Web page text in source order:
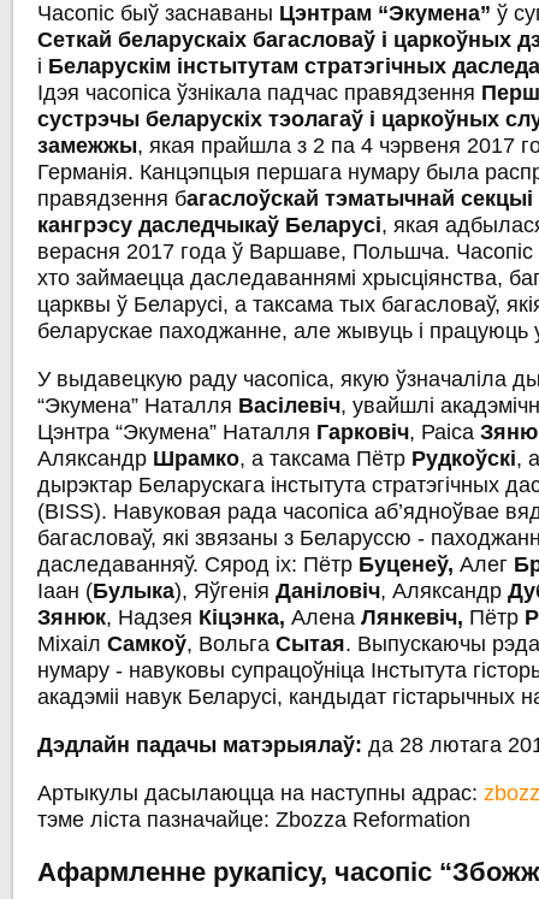
Часопіс быў заснаваны Цэнтрам “Экумена” ў
Сеткай беларускаіх багасловаў і царкоўных
і Беларускім інстытутам стратэгічных
Ідэя часопіса ўзнікала падчас правядзення
сустрэчы беларускіх тэолагаў і царкоўных
замежжы, якая прайшла з 2 па 4 чэрвеня 2017
Германія. Канцэпцыя першага нумару была
правядзення багаслоўскай тэматычнай секцыі
кангрэсу даследчыкаў Беларусі, якая
верасня 2017 года ў Варшаве, Польшча. Часопіс
хто займаецца даследаваннямі хрысціянства,
царквы ў Беларусі, а таксама тых багасловаў,
беларускае паходжанне, але жывуць і
У выдавецкую раду часопіса, якую ўзначаліла
“Экумена” Наталля Васілевіч, увайшлі
Цэнтра “Экумена” Наталля Гарковіч, Раіса
Аляксандр Шрамко, а таксама Пётр Рудкоўскі,
дырэктар Беларускага інстытута стратэгічных
(BISS). Навуковая рада часопіса аб’ядноўвае
багасловаў, які звязаны з Беларуссю -
даследаванняў. Сярод іх: Пётр Буценеў, Алег
Іаан (Булыка), ЯўгеніяДаніловіч, Аляксандр
Зянюк, Надзея Кіцэнка,АленаЛянкевіч, Пётр
МіхаілСамкоў, ВольгаСытая. Выпускаючы
нумару - навуковы супрацоўніца Інстытута
акадэміі навук Беларусі, кандыдат гістарычных
Дэдлайн падачы матэрыялаў:да 28 лютага
Артыкулы дасылаюцца на наступны адрас:
тэме ліста пазначайце: Zbozza Reformation
Афармленне рукапісу, часопіс